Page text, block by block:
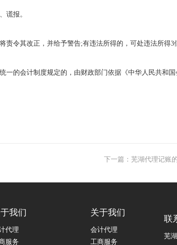
谎报。
责令其改正，并给予警告;有违法所得的，可处违法所得3
一的会计制度规定的，由财政部门依据《中华人民共和
下一篇：芜湖代理记账
我们
代理
服务
关于我们
会计代理
工商服务
联
芜